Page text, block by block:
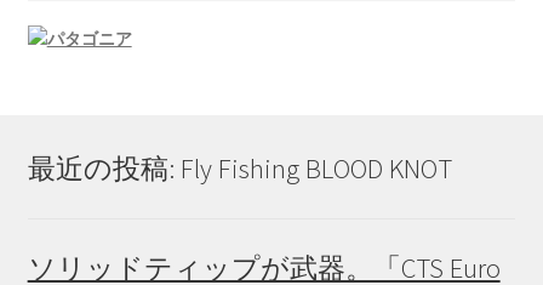
最近の投稿: Fly Fishing BLOOD KNOT
ソリッドティップが武器。「CTS Euro